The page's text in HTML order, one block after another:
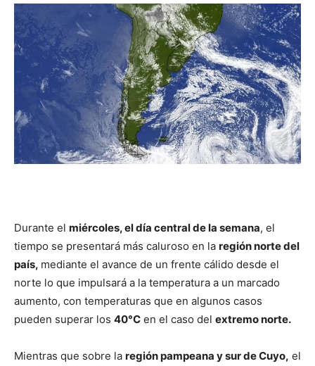
::
La
es
lo
Durante el miércoles, el día central de la semana, el
tiempo se presentará más caluroso en la región norte del
país, mediante el avance de un frente cálido desde el
norte lo que impulsará a la temperatura a un marcado
aumento, con temperaturas que en algunos casos
pueden superar los 40°C en el caso del extremo norte.
Mientras que sobre la región pampeana y sur de Cuyo, el